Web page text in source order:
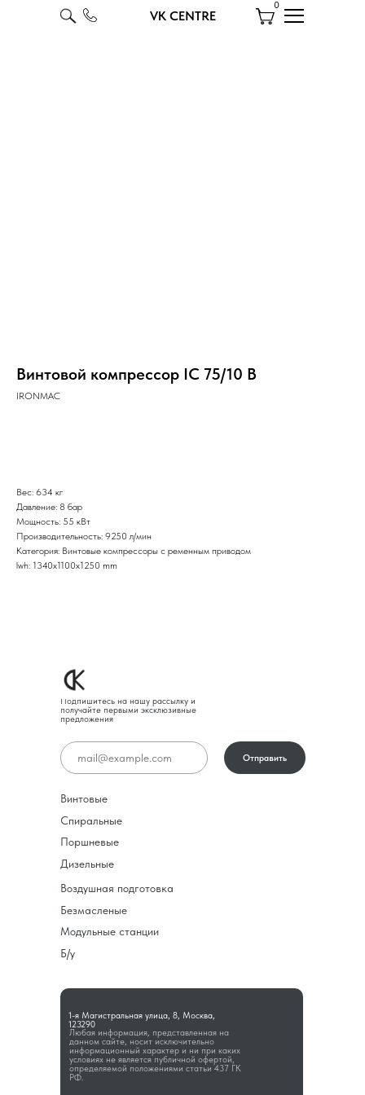
VK CENTRE
0
Винтовой компрессор IC 75/10 B
IRONMAC
Вес: 634 кг
Давление: 8 бар
Мощность: 55 кВт
Производительность: 9250 л/мин
Категория: Винтовые компрессоры с ременным приводом
lwh: 1340x1100x1250 mm
Любая информация, представленная на
данном сайте, носит исключительно
информационный характер и ни при каких
условиях не является публичной офертой,
определяемой положениями статьи 437 ГК
РФ.
1-я Магистральная улица, 8, Москва,
123290
Подпишитесь на нашу рассылку и
получайте первыми эксклюзивные
предложения
Винтовые
Спиральные
Поршневые
Дизельные
Воздушная подготовка
Безмасленые
Модульные станции
Б/у
Отправить